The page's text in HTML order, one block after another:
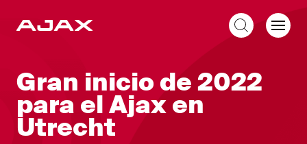
Gran inicio de 2022
para el Ajax en
Utrecht